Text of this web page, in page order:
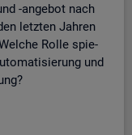
-an­ge­bot nach
letz­ten Jah­ren
Rolle spie­
und